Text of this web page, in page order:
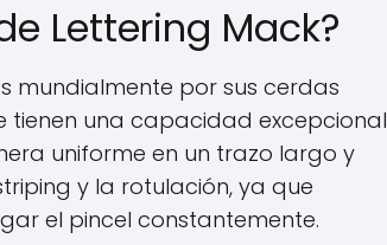
Lettering Mack?
mundialmente por sus cerdas
tienen una capacidad excepcional
uniforme en un trazo largo y
y la rotulación, ya que
el pincel constantemente.